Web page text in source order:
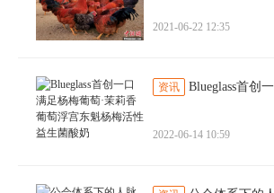
2021-06-22 12:35
资讯
2022-06-14 10:59